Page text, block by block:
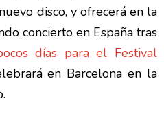
disco, y ofrecerá en la
concierto en España tras
días para el Festival
en Barcelona en la